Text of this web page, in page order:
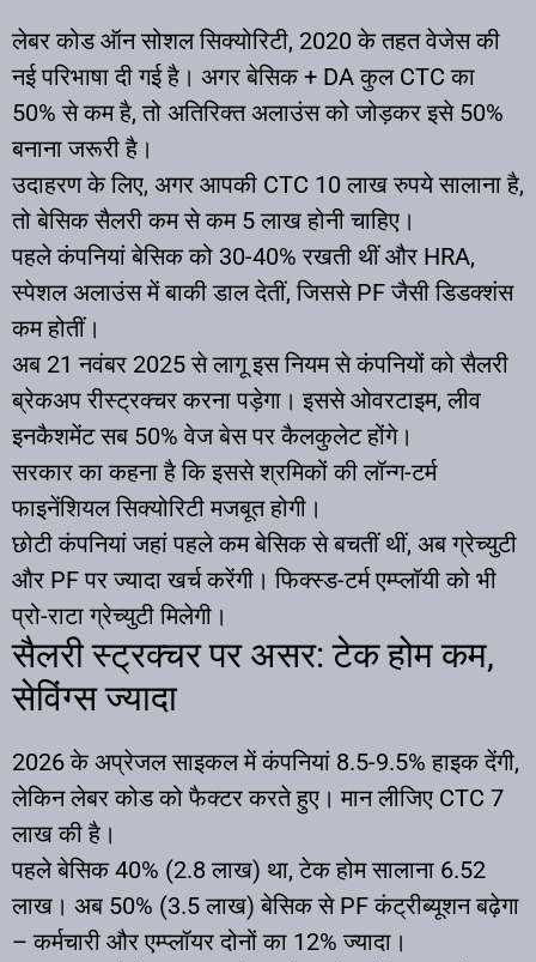
लेबर कोड ऑन सोशल सिक्योरिटी, 2020 के तहत वेजेस की
नई परिभाषा दी गई है। अगर बेसिक + DA कुल CTC का
50% से कम है, तो अतिरिक्त अलाउंस को जोड़कर इसे 50%
बनाना जरूरी है।
उदाहरण के लिए, अगर आपकी CTC 10 लाख रुपये सालाना है,
तो बेसिक सैलरी कम से कम 5 लाख होनी चाहिए।
पहले कंपनियां बेसिक को 30-40% रखती थीं और HRA,
स्पेशल अलाउंस में बाकी डाल देतीं, जिससे PF जैसी डिडक्शंस
कम होतीं।
अब 21 नवंबर 2025 से लागू इस नियम से कंपनियों को सैलरी
ब्रेकअप रीस्ट्रक्चर करना पड़ेगा। इससे ओवरटाइम, लीव
इनकैशमेंट सब 50% वेज बेस पर कैलकुलेट होंगे।
सरकार का कहना है कि इससे श्रमिकों की लॉन्ग-टर्म
फाइनेंशियल सिक्योरिटी मजबूत होगी।
छोटी कंपनियां जहां पहले कम बेसिक से बचतीं थीं, अब ग्रेच्युटी
और PF पर ज्यादा खर्च करेंगी। फिक्स्ड-टर्म एम्प्लॉयी को भी
प्रो-राटा ग्रेच्युटी मिलेगी।
सैलरी स्ट्रक्चर पर असर: टेक होम कम,
सेविंग्स ज्यादा
2026 के अप्रेजल साइकल में कंपनियां 8.5-9.5% हाइक देंगी,
लेकिन लेबर कोड को फैक्टर करते हुए। मान लीजिए CTC 7
लाख की है।
पहले बेसिक 40% (2.8 लाख) था, टेक होम सालाना 6.52
लाख। अब 50% (3.5 लाख) बेसिक से PF कंट्रीब्यूशन बढ़ेगा
– कर्मचारी और एम्प्लॉयर दोनों का 12% ज्यादा।